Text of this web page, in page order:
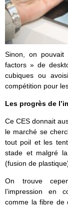
Sinon, on
factors » de
cubiques ou
compétition pour
Les progrès de
Ce CES donnait
le marché se
tout poil et les
stade et malgré
(fusion de
On trouve
l’impression en
comme la fibre de